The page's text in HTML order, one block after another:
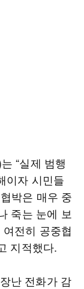
“실제 범행
이자 시민들
박은 매우 중
죽는 눈에 보
전히 공중협
지적했다.
난 전화가 감